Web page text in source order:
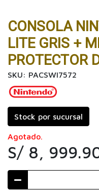
CONSOLA
LITE GRIS +
PROTECTOR
SKU: PACSWI7572
Stock por sucursal
Agotado.
S/ 8,